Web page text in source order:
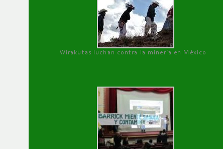
Wirakutas luchan contra la minería en México